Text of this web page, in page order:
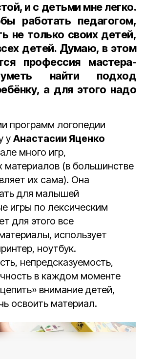
и с детьми мне легко.
работать педагогом,
не только своих детей,
детей. Думаю, в этом
профессия мастера-
найти подход
а для этого надо
программ логопедии
у Анастасии Яценко
много игр,
материалов (в большинстве
их сама). Она
для малышей
игры по лексическим
для этого все
использует
ноут­бук.
непредсказуемость,
в каждом моменте
внимание детей,
освоить материал.